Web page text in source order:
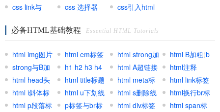
space
css link与
css 选择器 css引入html
必备HTML基础教程 Essential HTML Tutorials
html img图片
标签
html em标签
(EM强调标签
html strong加
粗(strong标
签)
html B加粗(b
加粗标签
strong与B加
粗区别
h1 h2 h3 h4
标签 (html标
题标签)
html A超链接
锚文本
html注释
html head头
部标签
html title标题
标签
html meta标
签
html link标签
html i斜体标
签
html u下划线
标签
html s删除线
标签
html换行br标
签
html p段落标
p标签与br标
html div标签
html span标